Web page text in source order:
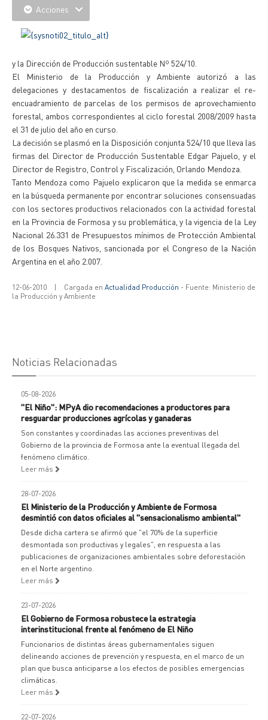
Acciones
y la Dirección de Producción sustentable Nº 524/10.
El Ministerio de la Producción y Ambiente autorizó a las
delegaciones y destacamentos de fiscalización a realizar el re-
encuadramiento de parcelas de los permisos de aprovechamiento
forestal, ambos correspondientes al ciclo forestal 2008/2009 hasta
el 31 de julio del año en curso.
La decisión se plasmó en la Disposición conjunta 524/10 que lleva las
firmas del Director de Producción Sustentable Edgar Pajuelo, y el
Director de Registro, Control y Fiscalización, Orlando Mendoza.
Tanto Mendoza como Pajuelo explicaron que la medida se enmarca
en la búsqueda permanente por encontrar soluciones consensuadas
con los sectores productivos relacionados con la actividad forestal
en la Provincia de Formosa y su problemática, y la vigencia de la Ley
Nacional 26.331 de Presupuestos mínimos de Protección Ambiental
de los Bosques Nativos, sancionada por el Congreso de la Nación
Argentina en el año 2.007.
12-06-2010 | Cargada en Actualidad Producción - Fuente: Ministerio de
la Producción y Ambiente
Noticias Relacionadas
05-08-2026
"El Niño": MPyA dio recomendaciones a productores para
resguardar producciones agrícolas y ganaderas
Son constantes y coordinadas las acciones preventivas del
Gobierno de la provincia de Formosa ante la eventual llegada del
fenómeno climático.
Leer más
28-07-2026
El Ministerio de la Producción y Ambiente de Formosa
desmintió con datos oficiales al "sensacionalismo ambiental"
Desde dicha cartera se afirmó que "el 70% de la superficie
desmontada son productivas y legales", en respuesta a las
publicaciones de organizaciones ambientales sobre deforestación
en el Norte argentino.
Leer más
23-07-2026
El Gobierno de Formosa robustece la estrategia
interinstitucional frente al fenómeno de El Niño
Funcionarios de distintas áreas gubernamentales siguen
delineando acciones de prevención y respuesta, en el marco de un
plan que busca anticiparse a los efectos de posibles emergencias
climáticas.
Leer más
22-07-2026